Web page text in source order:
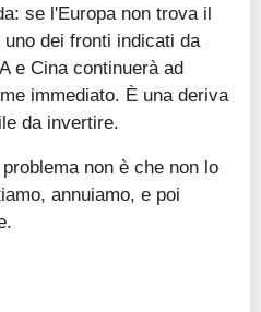
se l'Europa non trova il
dei fronti indicati da
e Cina continuerà ad
immediato. È una deriva
da invertire.
non è che non lo
annuiamo, e poi